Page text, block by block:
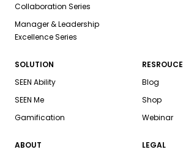
Collaboration Series
Manager & Leadership
Excellence Series
SOLUTION
SEEN Ability
SEEN Me
Gamification
RESROUCE
Blog
Shop
Webinar
ABOUT
LEGAL